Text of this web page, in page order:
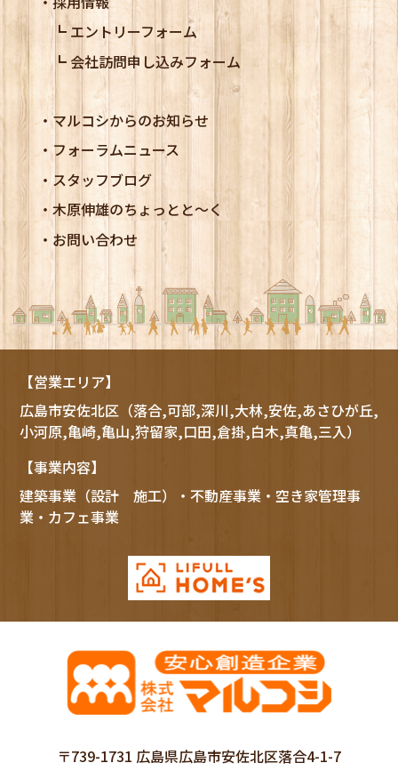
エントリーフォーム
会社訪問申し込みフォーム
マルコシからのお知らせ
フォーラムニュース
スタッフブログ
木原伸雄のちょっとと～く
お問い合わせ
【営業エリア】
広島市安佐北区（落合,可部,深川,大林,安佐,あさひが丘,
小河原,亀崎,亀山,狩留家,口田,倉掛,白木,真亀,三入）
【事業内容】
建築事業（設計 施工）・不動産事業・空き家管理事
業・カフェ事業
〒739-1731 広島県広島市安佐北区落合4-1-7